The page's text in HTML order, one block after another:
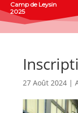
Camp de Leysin
2025
27 Août 2024|